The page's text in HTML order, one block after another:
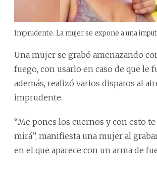
Imprudente. La mujer se expone a una
Una mujer se grabó amenazando
fuego, con usarlo en caso de que le
además, realizó varios disparos al
imprudente.
“Me pones los cuernos y con esto te
mirá”, manifiesta una mujer al
en el que aparece con un arma de